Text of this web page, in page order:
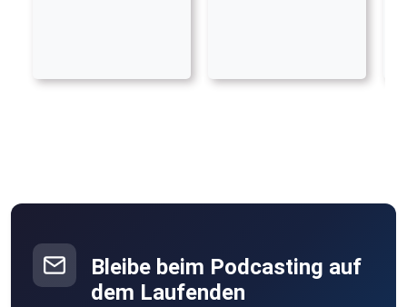
Bleibe beim Podcasting auf
dem Laufenden